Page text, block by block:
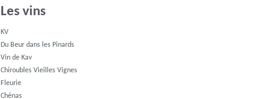
Les vins
KV
Du Beur dans les Pinards
Vin de Kav
Chiroubles Vieilles Vignes
Fleurie
Chénas